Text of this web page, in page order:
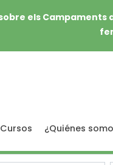
els Campaments
Cursos ¿Quiénes